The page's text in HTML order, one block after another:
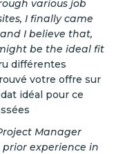
various job
I finally came
I believe that,
be the ideal fit
différentes
votre offre sur
idéal pour ce
Manager
experience in